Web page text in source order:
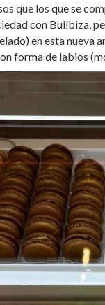
que los que se
con Bullbiza,
en esta nueva
forma de labios